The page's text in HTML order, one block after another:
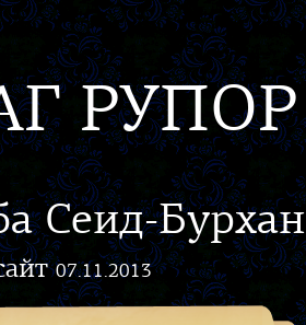
РУПОР
Сеид-Бурхан
07.11.2013